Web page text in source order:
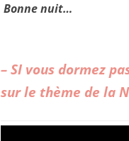
Bonne nuit…
– SI vous dormez
sur le thème de la